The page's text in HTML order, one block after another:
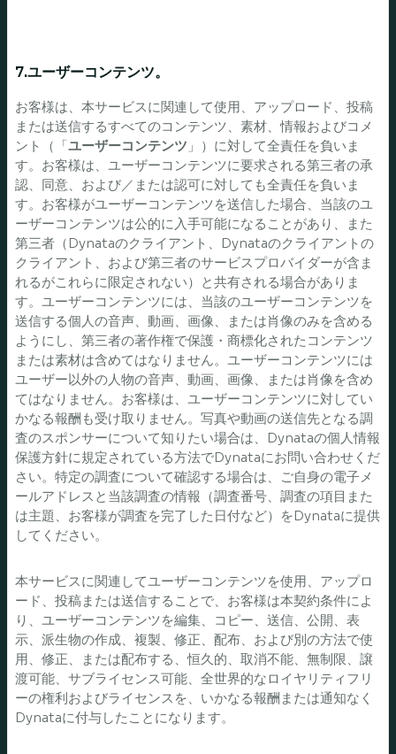
7.ユーザーコンテンツ。
お客様は、本サービスに関連して使用、アップロード、投稿
または送信するすべてのコンテンツ、素材、情報およびコメ
ント（「ユーザーコンテンツ 」）に対して全責任を負いま
す。お客様は、ユーザーコンテンツに要求される第三者の承
認、同意、および／または認可に対しても全責任を負いま
す。お客様がユーザーコンテンツを送信した場合、当該のユ
ーザーコンテンツは公的に入手可能になることがあり、また
第三者（Dynataのクライアント、Dynataのクライアントの
クライアント、および第三者のサービスプロバイダーが含ま
れるがこれらに限定されない）と共有される場合がありま
す。ユーザーコンテンツには、当該のユーザーコンテンツを
送信する個人の音声、動画、画像、または肖像のみを含める
ようにし、第三者の著作権で保護・商標化されたコンテンツ
または素材は含めてはなりません。ユーザーコンテンツには
ユーザー以外の人物の音声、動画、画像、または肖像を含め
てはなりません。お客様は、ユーザーコンテンツに対してい
かなる報酬も受け取りません。写真や動画の送信先となる調
査のスポンサーについて知りたい場合は、Dynataの個人情報
保護方針に規定されている方法でDynataにお問い合わせくだ
さい。特定の調査について確認する場合は、ご自身の電子メ
ールアドレスと当該調査の情報（調査番号、調査の項目また
は主題、お客様が調査を完了した日付など）をDynataに提供
してください。
本サービスに関連してユーザーコンテンツを使用、アップロ
ード、投稿または送信することで、お客様は本契約条件によ
り、ユーザーコンテンツを編集、コピー、送信、公開、表
示、派生物の作成、複製、修正、配布、および別の方法で使
用、修正、または配布する、恒久的、取消不能、無制限、譲
渡可能、サブライセンス可能、全世界的なロイヤリティフリ
ーの権利およびライセンスを、いかなる報酬または通知なく
Dynataに付与したことになります。